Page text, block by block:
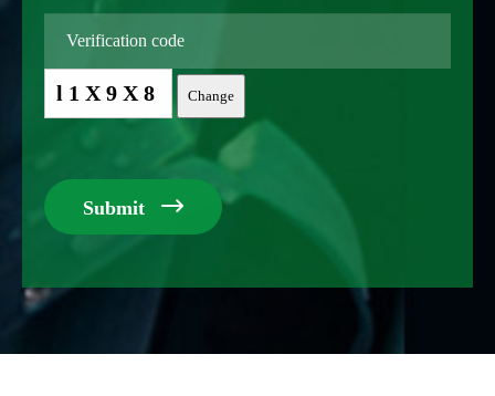
l1X9X8 Change
Submit 